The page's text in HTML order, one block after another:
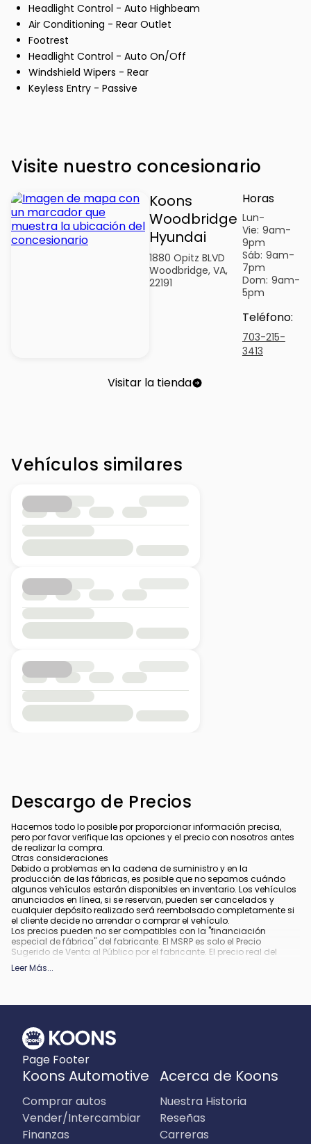
Headlight Control - Auto Highbeam
Air Conditioning - Rear Outlet
Footrest
Headlight Control - Auto On/Off
Windshield Wipers - Rear
Keyless Entry - Passive
Visite nuestro concesionario
Koons
Woodbridge
Hyundai
1880 Opitz BLVD
Woodbridge, VA,
22191
Horas
Lun-
Vie: 9am-
9pm
Sáb: 9am-
7pm
Dom: 9am-
5pm
Teléfono:
703-215-
3413
Visitar la tienda
Vehículos similares
Descargo de Precios
Hacemos todo lo posible por proporcionar información precisa,
pero por favor verifique las opciones y el precio con nosotros antes
de realizar la compra.
Otras consideraciones
Debido a problemas en la cadena de suministro y en la
producción de las fábricas, es posible que no sepamos cuándo
algunos vehículos estarán disponibles en inventario. Los vehículos
anunciados en línea, si se reservan, pueden ser cancelados y
cualquier depósito realizado será reembolsado completamente si
el cliente decide no arrendar o comprar el vehículo.
Los precios pueden no ser compatibles con la "financiación
especial de fábrica" del fabricante. El MSRP es solo el Precio
Sugerido de Venta al Público por el fabricante. El precio real del
concesionario puede variar.
Debido a la disponibilidad, algunas imágenes y opciones
especificaciones.
Todo financiamiento está sujeto a crédito aprobado.
Qué está incluido
Todos los precios incluyen los descuentos y estímulos aplicables.
Pueden aplicar descuentos y estímulos adicionales para aquellos
que califiquen. Cualquier incentivo o precio puede depender de los
pueden variar o expirar.
Qué no está incluido
Los precios no incluyen impuestos, etiquetas, título, registro, tarifa
de archivo electrónico y tarifa de procesamiento de $995 en
Leer Más...
Page Footer
Koons Automotive
Comprar autos
Vender/Intercambiar
Finanzas
Acerca de Koons
Nuestra Historia
Reseñas
Carreras